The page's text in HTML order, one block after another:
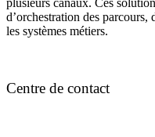
plusieurs canaux. Ces
d’orchestration des parcours,
les systèmes métiers.
Centre de contact